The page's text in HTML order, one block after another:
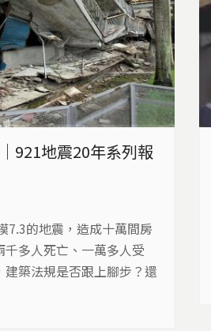
921地震20年系列報
7.3的地震，造成十萬間房
千多人死亡、一萬多人受
建築法規是否跟上腳步？還
飯店，面臨耐震能力不足